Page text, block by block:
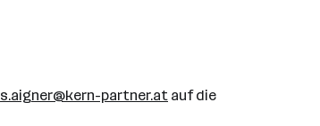
s.aigner@kern-partner.at auf die